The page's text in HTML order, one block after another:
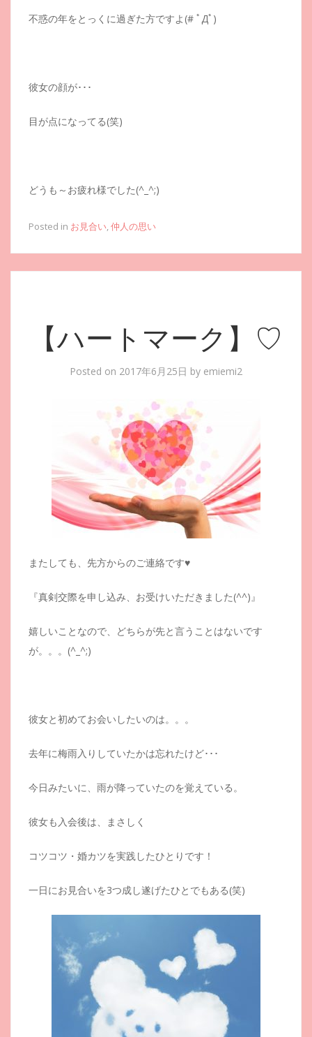
不惑の年をとっくに過ぎた方ですよ(# ﾟДﾟ)
彼女の顔が･･･
目が点になってる(笑)
どうも～お疲れ様でした(^_^;)
Posted in お見合い 仲人の思い
【ハートマーク】♡
Posted on 2017年6月25日 by emiemi2
またしても、先方からのご連絡です♥
『真剣交際を申し込み、お受けいただきました(^^)』
嬉しいことなので、どちらが先と言うことはないです
が。。。(^_^;)
彼女と初めてお会いしたいのは。。。
去年に梅雨入りしていたかは忘れたけど･･･
今日みたいに、雨が降っていたのを覚えている。
彼女も入会後は、まさしく
コツコツ・婚カツを実践したひとりです！
一日にお見合いを3つ成し遂げたひとでもある(笑)